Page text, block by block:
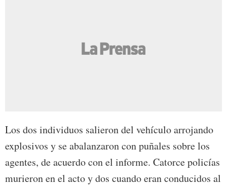
Los dos individuos salieron del vehículo arrojando
explosivos y se abalanzaron con puñales sobre los
agentes, de acuerdo con el informe. Catorce policías
murieron en el acto y dos cuando eran conducidos al